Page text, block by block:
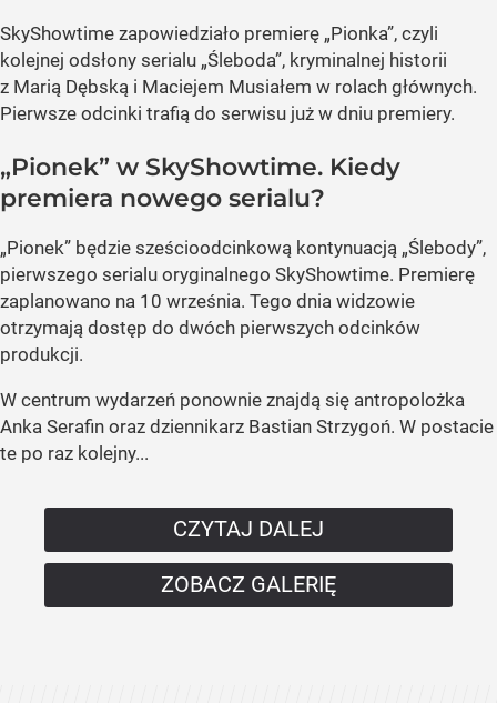
SkyShowtime zapowiedziało premierę „Pionka”, czyli
kolejnej odsłony serialu „Śleboda”, kryminalnej historii
z Marią Dębską i Maciejem Musiałem w rolach głównych.
Pierwsze odcinki trafią do serwisu już w dniu premiery.
„Pionek” w SkyShowtime. Kiedy
premiera nowego serialu?
„Pionek” będzie sześcioodcinkową kontynuacją „Ślebody”,
pierwszego serialu oryginalnego SkyShowtime. Premierę
zaplanowano na 10 września. Tego dnia widzowie
otrzymają dostęp do dwóch pierwszych odcinków
produkcji.
W centrum wydarzeń ponownie znajdą się antropolożka
Anka Serafin oraz dziennikarz Bastian Strzygoń. W postacie
te po raz kolejny...
CZYTAJ DALEJ
ZOBACZ GALERIĘ